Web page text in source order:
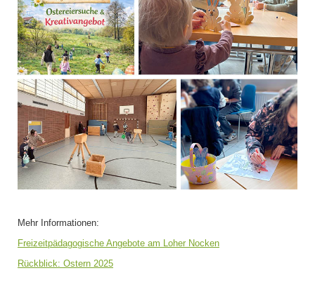
Mehr Informationen:
Freizeitpädagogische Angebote am Loher Nocken
Rückblick: Ostern 2025